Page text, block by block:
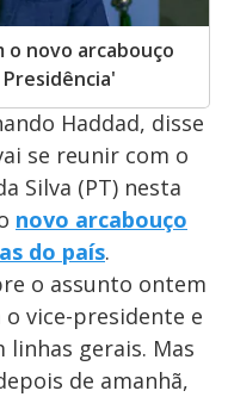
o novo arcabouço
Haddad, disse
se reunir com o
Silva (PT) nesta
novo arcabouço
do país.
o assunto ontem
vice-presidente e
linhas gerais. Mas
de amanhã,